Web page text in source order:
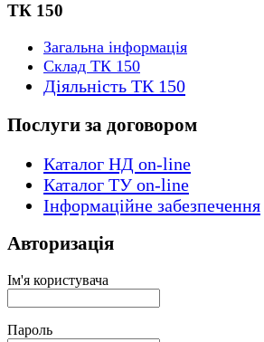
ТК 150
Загальна інформація
Склад ТК 150
Діяльність ТК 150
Послуги за договором
Каталог НД on-line
Каталог ТУ on-line
Інформаційне забезпечення
Авторизація
Ім'я користувача
Пароль